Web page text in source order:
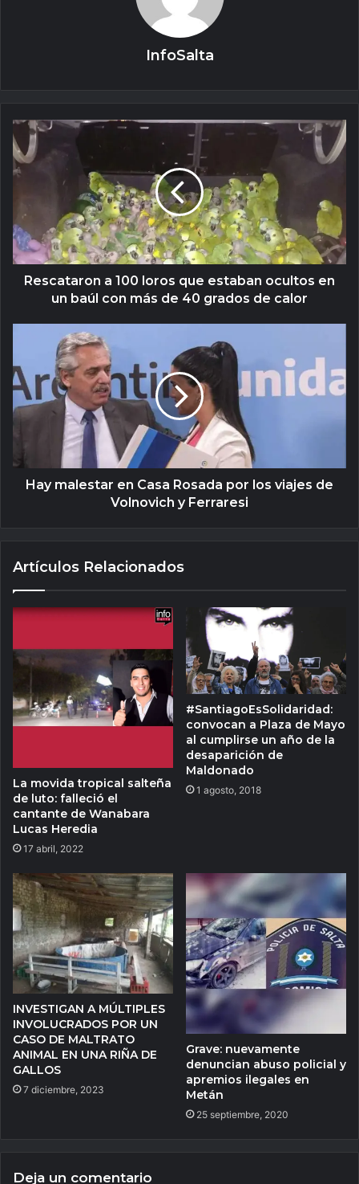
InfoSalta
Rescataron a 100 loros que estaban ocultos en
un baúl con más de 40 grados de calor
Hay malestar en Casa Rosada por los viajes de
Volnovich y Ferraresi
Artículos Relacionados
La movida tropical salteña
de luto: falleció el
cantante de Wanabara
Lucas Heredia
17 abril, 2022
#SantiagoEsSolidaridad:
convocan a Plaza de Mayo
al cumplirse un año de la
desaparición de
Maldonado
1 agosto, 2018
INVESTIGAN A MÚLTIPLES
INVOLUCRADOS POR UN
CASO DE MALTRATO
ANIMAL EN UNA RIÑA DE
GALLOS
7 diciembre, 2023
Grave: nuevamente
denuncian abuso policial y
apremios ilegales en
Metán
25 septiembre, 2020
Deja un comentario